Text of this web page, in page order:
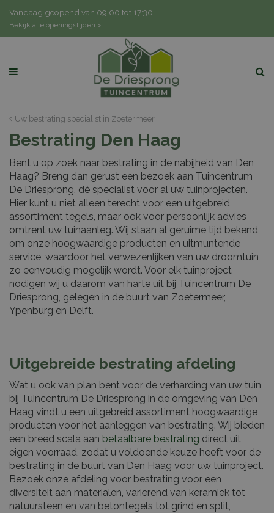
Uw bestrating specialist in Zoetermeer
Vandaag geopend van 09:00 tot 17:30
Bekijk alle openingstijden >
Bestrating Den Haag
Bent u op zoek naar bestrating in de nabijheid van Den
Haag? Breng dan gerust een bezoek aan Tuincentrum
De Driesprong, dé specialist voor al uw tuinprojecten.
Hier kunt u niet alleen terecht voor een uitgebreid
assortiment tegels, maar ook voor persoonlijk advies
omtrent uw tuinaanleg. Wij staan al geruime tijd bekend
om onze hoogwaardige producten en uitmuntende
service, waardoor het verwezenlijken van uw droomtuin
zo eenvoudig mogelijk wordt. Voor elk tuinproject
nodigen wij u daarom van harte uit bij Tuincentrum De
Driesprong, gelegen in de buurt van Zoetermeer,
Ypenburg en Delft.
Uitgebreide bestrating afdeling
Wat u ook van plan bent voor de verharding van uw tuin,
bij Tuincentrum De Driesprong in de omgeving van Den
Haag vindt u een uitgebreid assortiment hoogwaardige
producten voor het aanleggen van bestrating. Wij bieden
een breed scala aan betaalbare bestrating direct uit
eigen voorraad, zodat u voldoende keuze heeft voor de
bestrating in de buurt van Den Haag voor uw tuinproject.
Bezoek onze afdeling voor bestrating voor een
diversiteit aan materialen, variërend van keramiek tot
natuursteen en van betontegels tot grind en split,